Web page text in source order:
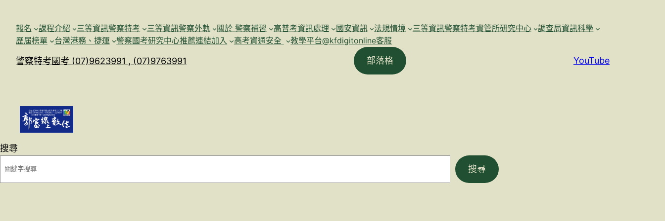
報名 課程介紹 三等資訊警察特考 三等資訊警察外軌 關於 警察補習 高普考資訊處理 國安資訊 法規情境 三等資訊警察特考資管所研究中心
調查局資訊科學
歷屆榜單
台灣港務、捷運 警察國考研究中心推薦連結加入 高考資通安全 教學平台@kfdigitonline客服
警察特考國考 (07)9623991 , (07)9763991 部落格 YouTube
搜尋
搜尋